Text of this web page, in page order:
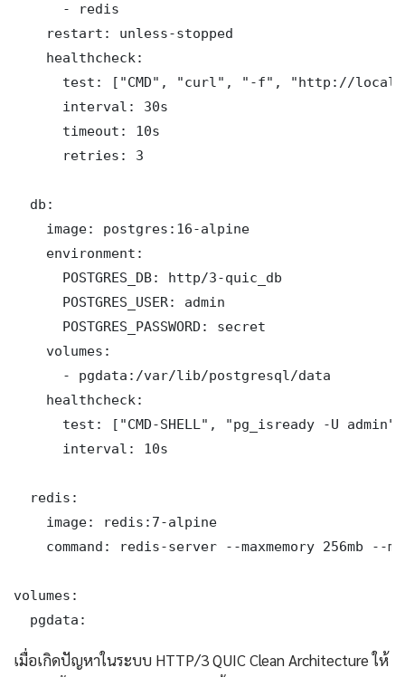
      - redis
    restart: unless-stopped
    healthcheck:
test: ["CMD", "curl", "-f", "http://
      interval: 30s
      timeout: 10s
      retries: 3
  db:
    image: postgres:16-alpine
    environment:
      POSTGRES_DB: http/3-quic_db
      POSTGRES_USER: admin
      POSTGRES_PASSWORD: secret
    volumes:
      - pgdata:/var/lib/postgresql/data
    healthcheck:
      test: ["CMD-SHELL", "pg_isready -U admin"]
      interval: 10s
  redis:
    image: redis:7-alpine
command: redis-server --maxmemory 256mb --
volumes:
  pgdata:
เมื่อเกิดปัญหาในระบบ HTTP/3 QUIC Clean Architecture ให้